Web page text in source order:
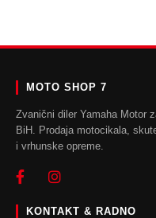
MOTO SHOP 7
Zvanični diler Yamaha Motor
BiH. Prodaja motocikala,
i vrhunske opreme.
KONTAKT & RADNO